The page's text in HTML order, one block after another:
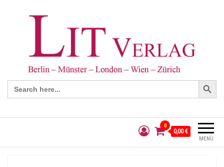
Search
for:
Search Button
MENÜ
0
0,00 €